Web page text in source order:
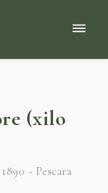
(xilo
- Pescara